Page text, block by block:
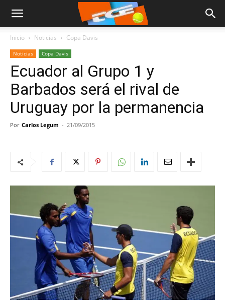
Inicio Noticias Copa Davis
Noticias Copa Davis
Ecuador al Grupo 1 y
Barbados será el rival de
Uruguay por la permanencia
Por Carlos Legum - 21/09/2015